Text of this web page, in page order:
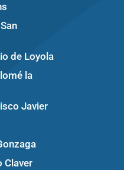
de Loyola
la
Javier
Claver